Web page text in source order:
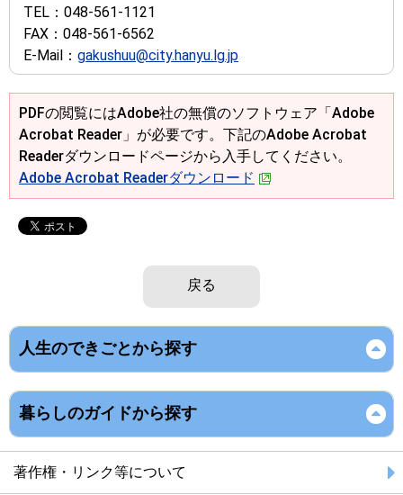
TEL： 048-561-1121
FAX： 048-561-6562
E-Mail： gakushuu@city.hanyu.lg.jp
PDFの閲覧にはAdobe社の無償のソフトウェア「Adobe
Acrobat Reader」が必要です。下記のAdobe Acrobat
Readerダウンロードページから入手してください。
Adobe Acrobat Readerダウンロード
戻る
人生のできごとから探す
暮らしのガイドから探す
著作権・リンク等について